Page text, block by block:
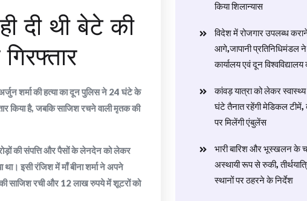
दी थी बेटे की
शर्मा की हत्या का दून पुलिस ने 24 घंटे के
किया है, जबकि साजिश रचने वाली मृतक की
की संपत्ति और पैसों के लेनदेन को लेकर
था। इसी रंजिश में माँ बीना शर्मा ने अपने
साजिश रची और 12 लाख रुपये में शूटरों को
किया शिलान्यास
विदेश में रोजगार उपलब्ध
आगे,जापानी प्रतिनिधिमंडल ने
कार्यालय एवं दून
​कांवड़ यात्रा को लेकर
घंटे तैनात रहेंगी मेडिकल
पर मिलेंगी एंबुलेंस
​भारी बारिश और भूस्खलन के
अस्थायी रूप से रुकी,
स्थानों पर ठहरने के निर्देश